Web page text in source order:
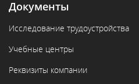
Документы
Исследование трудоустройства
Учебные центры
Реквизиты компании